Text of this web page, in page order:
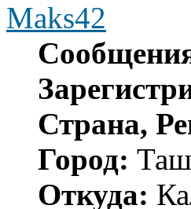
Maks42
Страна,
Город:
Откуда: